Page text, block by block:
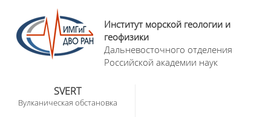
Институт морской геологии и
геофизики
Дальневосточного отделения
Российской академии наук
SVERT
Вулканическая обстановка